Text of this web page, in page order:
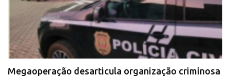
Megaoperação desarticula organização criminosa